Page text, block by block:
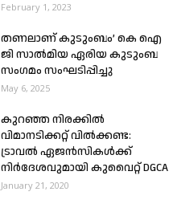
February 1, 2023
തണലാണ് കുടുംബം’ കെ ഐ
ജി സാൽമിയ ഏരിയ കുടുംബ
സംഗമം സംഘടിപ്പിച്ചു
May 6, 2025
കുറഞ്ഞ നിരക്കിൽ
വിമാനടിക്കറ്റ് വിൽക്കണ്ട:
ട്രാവൽ ഏജൻസികൾക്ക്
നിർദേശവുമായി കുവൈറ്റ് DGCA
January 21, 2020